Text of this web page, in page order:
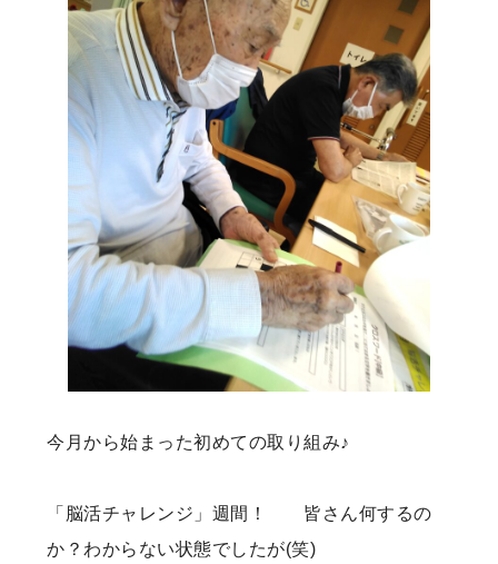
今月から始まった初めての取り組み♪
「脳活チャレンジ」週間！ 皆さん何するの
か？わからない状態でしたが(笑)